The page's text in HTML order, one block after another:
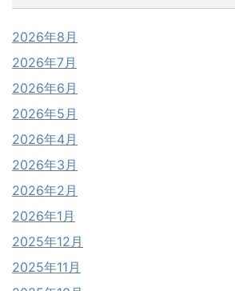
2026年8月
2026年7月
2026年6月
2026年5月
2026年4月
2026年3月
2026年2月
2026年1月
2025年12月
2025年11月